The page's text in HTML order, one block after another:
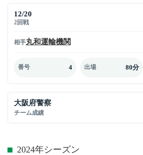
12/20
2回戦
相手丸和運輸機関
番号 4 出場 80分
大阪府警察
チーム成績
2024年シーズン